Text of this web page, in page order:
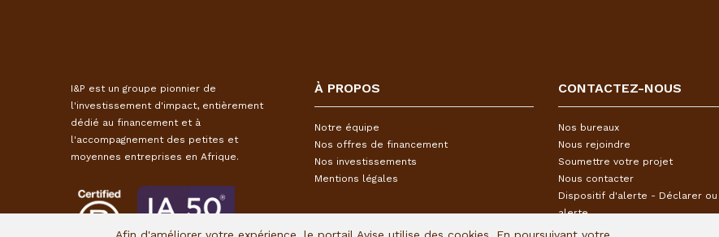
I&P est un groupe pionnier de
l'investissement d'impact, entièrement
dédié au financement et à
l'accompagnement des petites et
moyennes entreprises en Afrique.
À PROPOS
Notre équipe
Nos offres de financement
Nos investissements
Mentions légales
CONTACTEZ-NOUS
Nos bureaux
Nous rejoindre
Soumettre votre projet
Nous contacter
Dispositif d'alerte - Déclarer ou
alerte